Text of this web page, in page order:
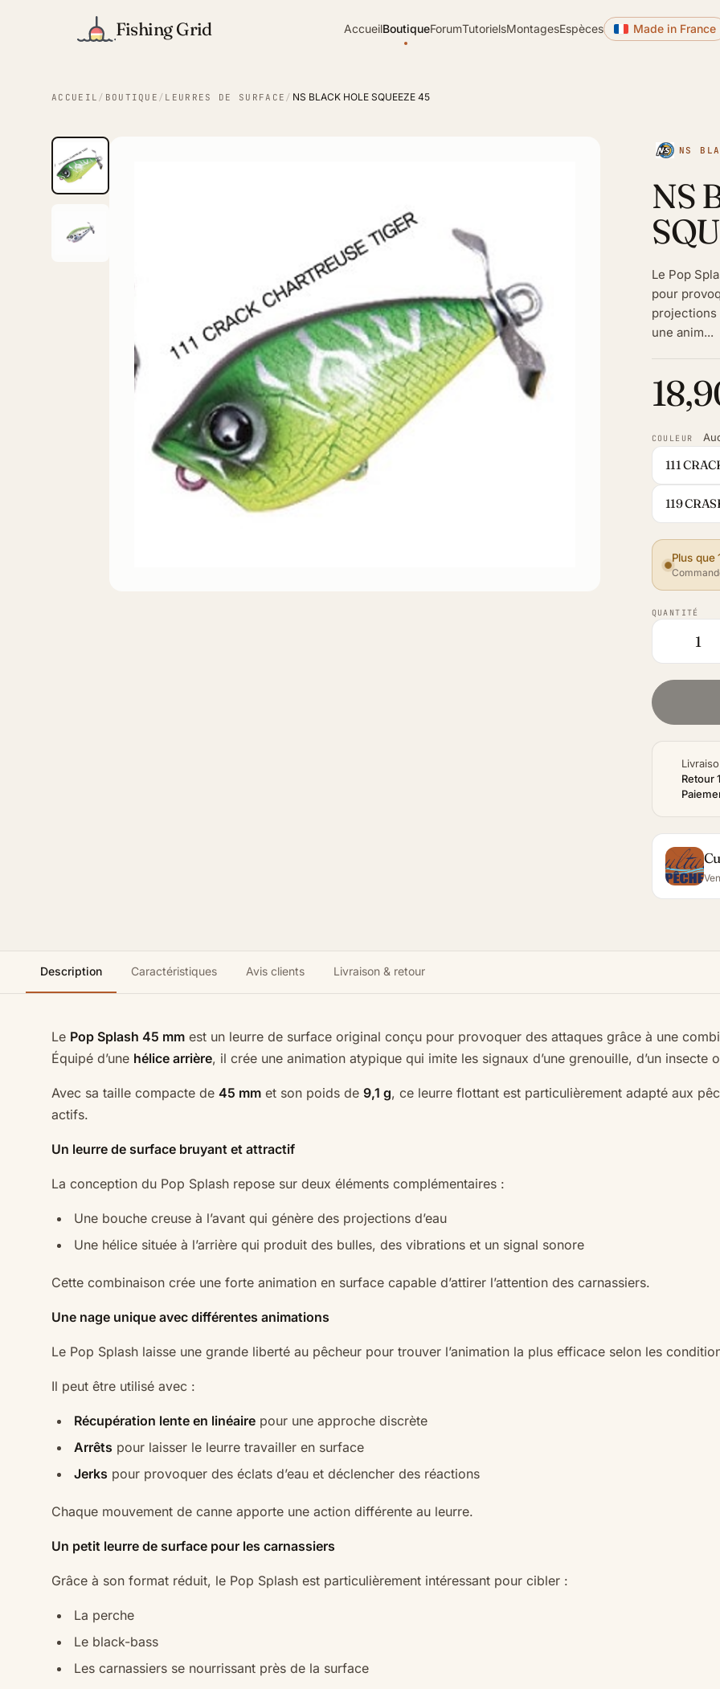
Fishing Grid AccueilBoutiqueForumTutorielsMontagesEspèces Made in France
ACCUEIL / BOUTIQUE / LEURRES DE SURFACE / NS BLACK HOLE SQUEEZE 45
NS
NS
Le Pop
pour
projections
une anim...
COULEUR
111
119
Plus que
QUANTITÉ
Retour
Description Caractéristiques Avis clients Livraison & retour
Le Pop Splash 45 mm est un leurre de surface original conçu pour provoquer des attaques grâce à une
Équipé d’une hélice arrière, il crée une animation atypique qui imite les signaux d’une grenouille, d’un insecte
Avec sa taille compacte de 45 mm et son poids de 9,1 g, ce leurre flottant est particulièrement adapté aux
actifs.
Un leurre de surface bruyant et attractif
La conception du Pop Splash repose sur deux éléments complémentaires :
Une bouche creuse à l’avant qui génère des projections d’eau
Une hélice située à l’arrière qui produit des bulles, des vibrations et un signal sonore
Cette combinaison crée une forte animation en surface capable d’attirer l’attention des carnassiers.
Une nage unique avec différentes animations
Le Pop Splash laisse une grande liberté au pêcheur pour trouver l’animation la plus efficace selon les
Il peut être utilisé avec :
Récupération lente en linéaire pour une approche discrète
Arrêts pour laisser le leurre travailler en surface
Jerks pour provoquer des éclats d’eau et déclencher des réactions
Chaque mouvement de canne apporte une action différente au leurre.
Un petit leurre de surface pour les carnassiers
Grâce à son format réduit, le Pop Splash est particulièrement intéressant pour cibler :
La perche
Le black-bass
Les carnassiers se nourrissant près de la surface